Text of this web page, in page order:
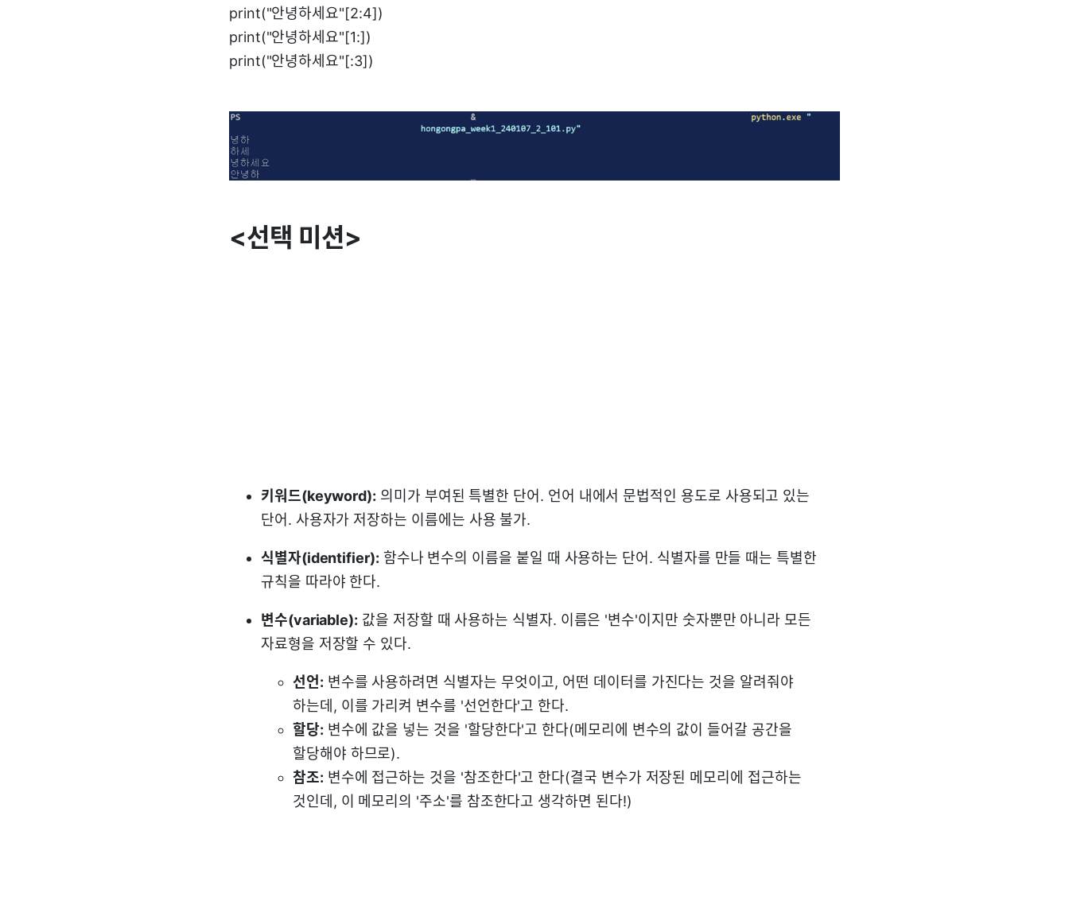
print("안녕하세요"[2:4])
print("안녕하세요"[1:])
print("안녕하세요"[:3])
<선택 미션>
키워드(keyword): 의미가 부여된 특별한 단어. 언어 내에서 문법적인 용도로 사용되고 있는
단어. 사용자가 저장하는 이름에는 사용 불가.
식별자(identifier): 함수나 변수의 이름을 붙일 때 사용하는 단어. 식별자를 만들 때는 특별한
규칙을 따라야 한다.
변수(variable): 값을 저장할 때 사용하는 식별자. 이름은 '변수'이지만 숫자뿐만 아니라 모든
자료형을 저장할 수 있다.
선언: 변수를 사용하려면 식별자는 무엇이고, 어떤 데이터를 가진다는 것을 알려줘야
하는데, 이를 가리켜 변수를 '선언한다'고 한다.
할당: 변수에 값을 넣는 것을 '할당한다'고 한다(메모리에 변수의 값이 들어갈 공간을
할당해야 하므로).
참조: 변수에 접근하는 것을 '참조한다'고 한다(결국 변수가 저장된 메모리에 접근하는
것인데, 이 메모리의 '주소'를 참조한다고 생각하면 된다!)